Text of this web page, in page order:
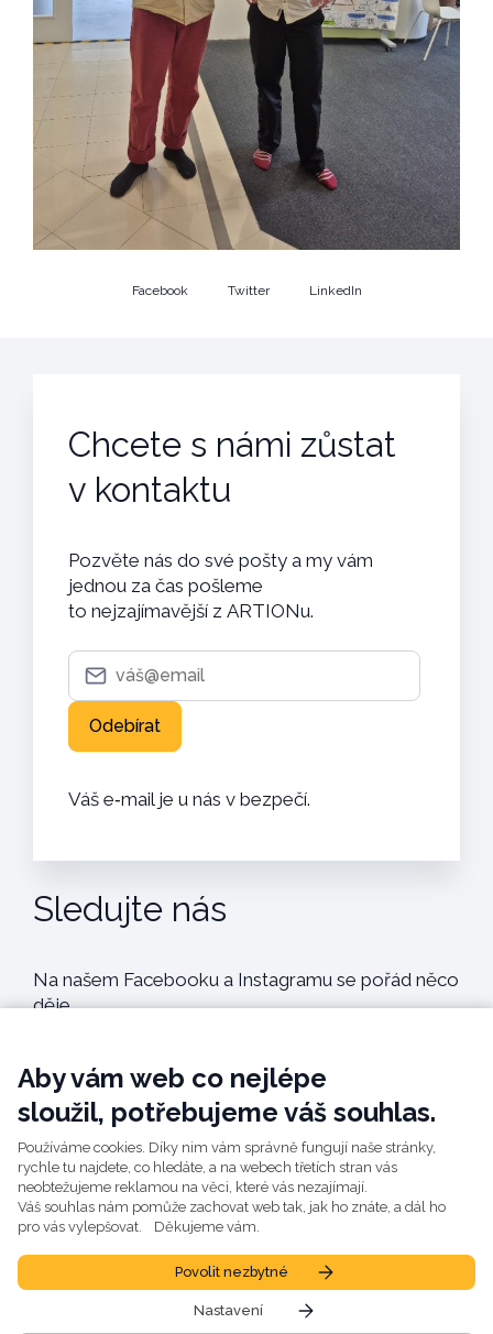
Facebook Twitter LinkedIn
Chcete s námi zůstat
v kontaktu
Pozvěte nás do své pošty a my vám
jednou za čas pošleme
to nejzajímavější z ARTIONu.
Váš e‑mail je u nás v bezpečí.
Sledujte nás
Na našem Facebooku a Instagramu se pořád něco
děje.
@gymplartion
@gymplartion
Ochrana osobních údajů a cookies
Aby vám web co nejlépe
sloužil, potřebujeme váš souhlas.
Používáme cookies. Díky nim vám správně fungují naše stránky,
rychle tu najdete, co hledáte, a na webech třetích stran vás
neobtežujeme reklamou na věci, které vás nezajímají.
Váš souhlas nám pomůže zachovat web tak, jak ho znáte, a dál ho
pro vás vylepšovat. Děkujeme vám.
Povolit nezbytné
Nastavení